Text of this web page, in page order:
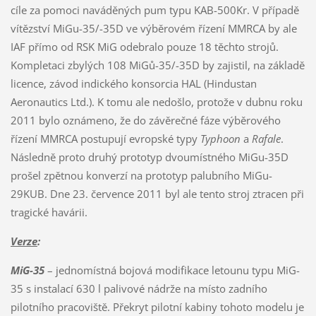
cíle za pomoci naváděných pum typu KAB-500Kr. V případě
vítězství MiGu-35/-35D ve výběrovém řízení MMRCA by ale
IAF přímo od RSK MiG odebralo pouze 18 těchto strojů.
Kompletaci zbylých 108 MiGů-35/-35D by zajistil, na základě
licence, závod indického konsorcia HAL (Hindustan
Aeronautics Ltd.). K tomu ale nedošlo, protože v dubnu roku
2011 bylo oznámeno, že do závěrečné fáze výběrového
řízení MMRCA postupují evropské typy Typhoon a Rafale.
Následně proto druhý prototyp dvoumístného MiGu-35D
prošel zpětnou konverzí na prototyp palubního MiGu-
29KUB. Dne 23. července 2011 byl ale tento stroj ztracen při
tragické havárii.
Verze:
MiG-35 – jednomístná bojová modifikace letounu typu MiG-
35 s instalací 630 l palivové nádrže na místo zadního
pilotního pracoviště. Překryt pilotní kabiny tohoto modelu je